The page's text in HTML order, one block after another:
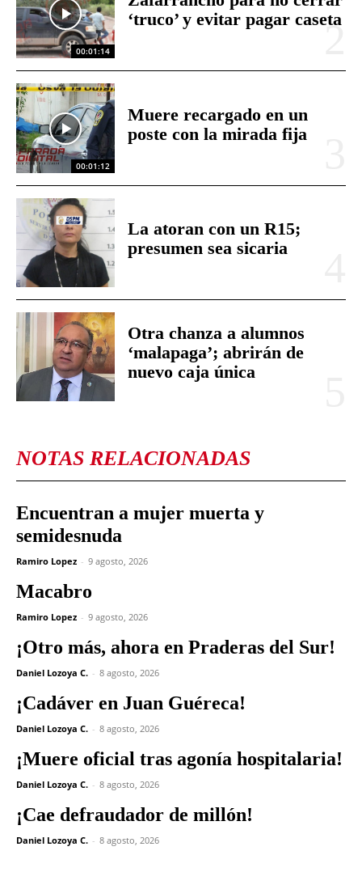
00:01:14
‘truco’ y evitar pagar caseta
00:01:12
Muere recargado en un
poste con la mirada fija
La atoran con un R15;
presumen sea sicaria
Otra chanza a alumnos
‘malapaga’; abrirán de
nuevo caja única
NOTAS RELACIONADAS
Encuentran a mujer muerta y
semidesnuda
Ramiro Lopez - 9 agosto, 2026
Macabro
Ramiro Lopez - 9 agosto, 2026
¡Otro más, ahora en Praderas del Sur!
Daniel Lozoya C. - 8 agosto, 2026
¡Cadáver en Juan Guéreca!
Daniel Lozoya C. - 8 agosto, 2026
¡Muere oficial tras agonía hospitalaria!
Daniel Lozoya C. - 8 agosto, 2026
¡Cae defraudador de millón!
Daniel Lozoya C. - 8 agosto, 2026